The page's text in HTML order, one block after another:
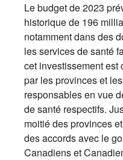
Le budget de 2023
historique de 196
notamment dans des
les services de santé
cet investissement est
par les provinces et
responsables en vue
de santé respectifs.
moitié des provinces
des accords avec le
Canadiens et